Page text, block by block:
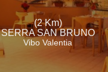
(2 Km)
SERRA SAN BRUNO
Vibo Valentia